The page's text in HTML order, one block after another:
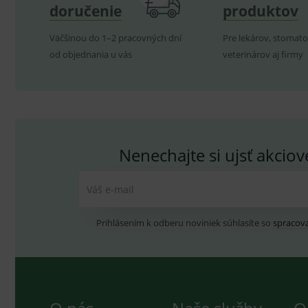
doručenie
Väčšinou do 1–2 pracovných dní
od objednania u vás
produktov
Pre lekárov,
veterinárov aj firmy
Nenechajte si ujsť
Váš e-mail
Prihlásením k odberu noviniek súhlasíte so
YSC
Název
_gcl_au
VISITOR_INFO1_LIVE